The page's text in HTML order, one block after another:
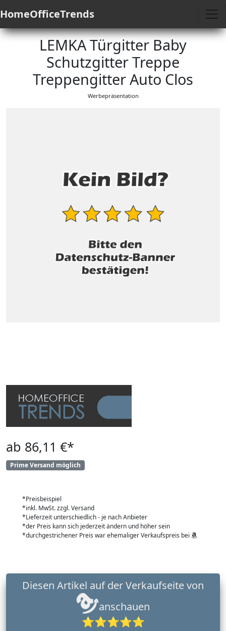
HomeOfficeTrends
LEMKA Türgitter Baby
Schutzgitter Treppe
Treppengitter Auto Clos
Werbepräsentation
ab 86,11 €*
Prime Versand möglich
*Preisbeispiel
*inkl. MwSt. zzgl. Versand
*Lieferzeit unterschiedlich - je nach Anbieter
*der Preis kann sich jederzeit ändern und höher sein
*durchgestrichener Preis war ehemaliger Verkaufspreis bei
anschauen
⭐⭐⭐⭐⭐